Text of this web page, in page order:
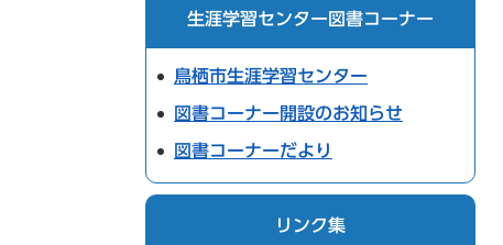
生涯学習センター図書コーナー
鳥栖市生涯学習センター
図書コーナー開設のお知らせ
図書コーナーだより
リンク集